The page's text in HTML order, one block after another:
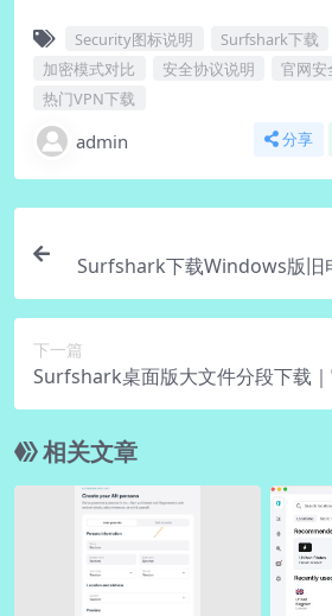
Security图标说明 Surfshark下载
加密模式对比
安全协议说明
官网安
热门VPN下载
admin 分享
Surfshark下载Windows版旧
下一篇
Surfshark桌面版大文件分段下载
相关文章